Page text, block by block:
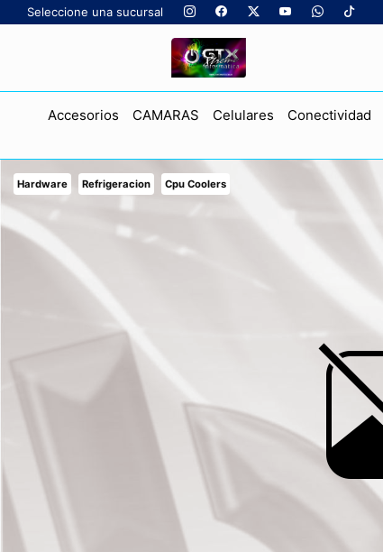
Seleccione una sucursal
Accesorios CAMARAS Celulares Conectividad
Hardware Refrigeracion Cpu Coolers